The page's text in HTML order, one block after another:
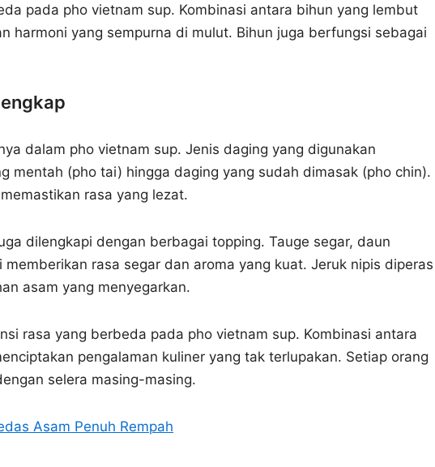
pada pho vietnam sup. Kombinasi antara bihun yang lembut
harmoni yang sempurna di mulut. Bihun juga berfungsi sebagai
dalam pho vietnam sup. Jenis daging yang digunakan
mentah (pho tai) hingga daging yang sudah dimasak (pho chin).
rasa yang lezat.
dilengkapi dengan berbagai topping. Tauge segar, daun
rasa segar dan aroma yang kuat. Jeruk nipis diperas
asam yang menyegarkan.
rasa yang berbeda pada pho vietnam sup. Kombinasi antara
pengalaman kuliner yang tak terlupakan. Setiap orang
selera masing-masing.
Asam Penuh Rempah